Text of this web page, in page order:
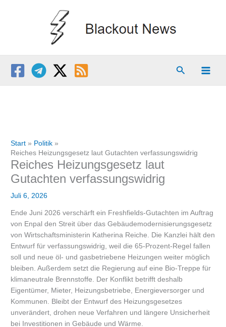
Suchen
Start
Politik
Reiches Heizungsgesetz laut Gutachten verfassungswidrig
Reiches Heizungsgesetz laut
Gutachten verfassungswidrig
Juli 6, 2026
Ende Juni 2026 verschärft ein Freshfields-Gutachten im Auftrag
von Enpal den Streit über das Gebäudemodernisierungsgesetz
von Wirtschaftsministerin Katherina Reiche. Die Kanzlei hält den
Entwurf für verfassungswidrig, weil die 65-Prozent-Regel fallen
soll und neue öl- und gasbetriebene Heizungen weiter möglich
bleiben. Außerdem setzt die Regierung auf eine Bio-Treppe für
klimaneutrale Brennstoffe. Der Konflikt betrifft deshalb
Eigentümer, Mieter, Heizungsbetriebe, Energieversorger und
Kommunen. Bleibt der Entwurf des Heizungsgesetzes
unverändert, drohen neue Verfahren und längere Unsicherheit
bei Investitionen in Gebäude und Wärme.